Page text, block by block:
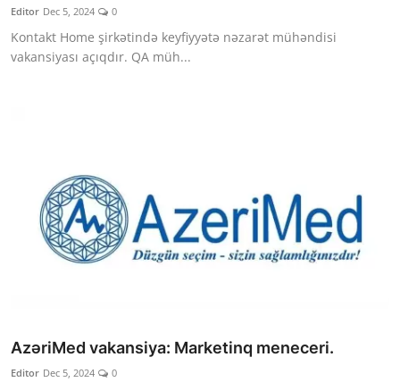
Editor Dec 5, 2024 0
Kontakt Home şirkətində keyfiyyətə nəzarət mühəndisi
vakansiyası açıqdır. QA müh...
AzəriMed vakansiya: Marketinq meneceri.
Editor Dec 5, 2024 0